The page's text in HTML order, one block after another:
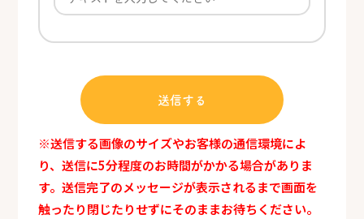
※送信する画像のサイズやお客様の通信環境によ
り、送信に5分程度のお時間がかかる場合がありま
す。送信完了のメッセージが表示されるまで画面を
触ったり閉じたりせずにそのままお待ちください。